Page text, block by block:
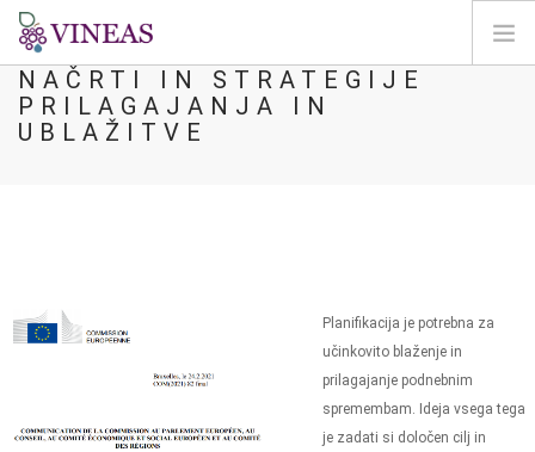
DOMOV
O VINEAS
REGISTRACIJA
NAČRTI IN STRATEGIJE
PRILAGAJANJA IN
UBLAŽITVE
Planifikacija je potrebna za
učinkovito blaženje in
prilagajanje podnebnim
spremembam. Ideja vsega tega
je zadati si določen cilj in